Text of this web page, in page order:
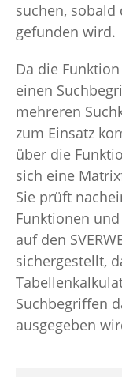
suchen,
gefunden wird.
Da die
einen
mehreren
zum Einsatz
über die
sich eine
Sie prüft
Funktionen
auf den
sichergestellt,
Suchbegriffen
ausgegeben